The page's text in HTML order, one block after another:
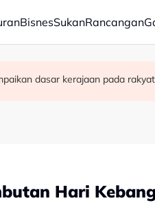
BisnesSukanRancangan
sedekad, bakal disatukan
pembinaan dewan majlis
dasar kerajaan pada
Hari